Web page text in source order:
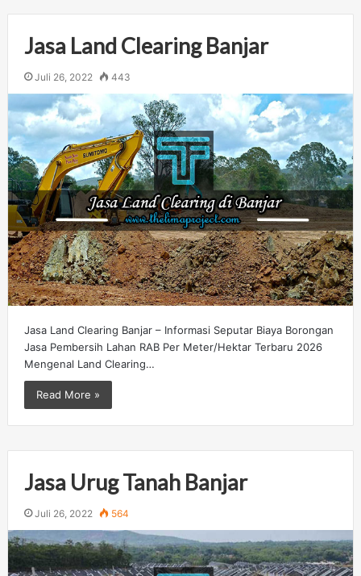
Jasa Land Clearing Banjar
Juli 26, 2022 443
Jasa Land Clearing Banjar – Informasi Seputar Biaya Borongan
Jasa Pembersih Lahan RAB Per Meter/Hektar Terbaru 2026
Mengenal Land Clearing…
Read More »
Jasa Urug Tanah Banjar
Juli 26, 2022 564